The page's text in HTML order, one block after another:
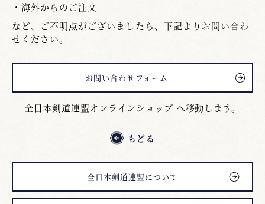
海外からのご注文
など、ご不明点がございましたら、下記よりお問い合わ
せください。
お問い合わせフォーム
全日本剣道連盟オンラインショップ へ移動します。
もどる
全日本剣道連盟について